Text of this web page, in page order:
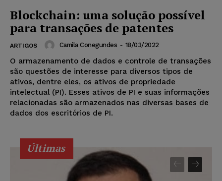
Blockchain: uma solução possível
para transações de patentes
ARTIGOS Camila Conegundes - 18/03/2022
O armazenamento de dados e controle de transações
são questões de interesse para diversos tipos de
ativos, dentre eles, os ativos de propriedade
intelectual (PI). Esses ativos de PI e suas informações
relacionadas são armazenados nas diversas bases de
dados dos escritórios de PI.
Últimas